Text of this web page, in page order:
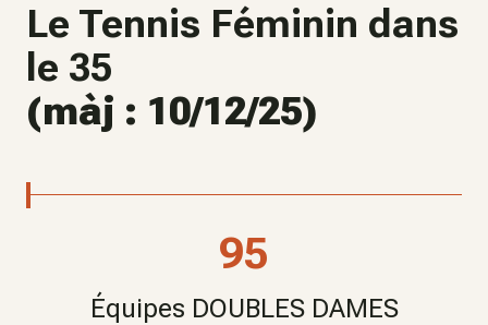
Le Tennis Féminin dans
le 35
(màj : 10/12/25)
95
Équipes DOUBLES DAMES